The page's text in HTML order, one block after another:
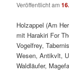
Veröffentlicht am
Holzappel (Am
mit Harakiri For
Vogelfrey,
Wesen, Antikvlt,
Waldläufer, Magefa